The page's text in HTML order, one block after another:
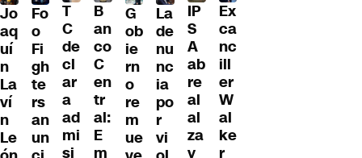
Jo
aq
uí
n
La
ví
n
Le
Fo
o
Fi
gh
te
rs
an
un
T
C
de
cl
ar
a
ad
mi
si
B
an
co
C
en
tr
al:
E
m
G
ob
ie
rn
o
re
m
ue
La
de
nu
nc
ia
po
r
vi
IP
S
A
ab
re
al
al
za
y
Ex
ca
nc
ill
er
W
al
ke
r